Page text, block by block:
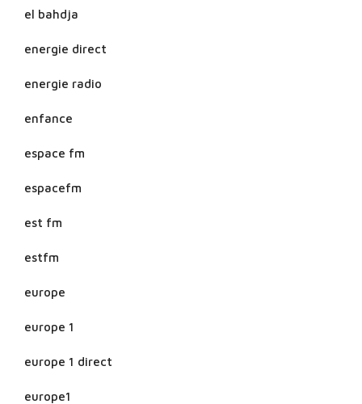
el bahdja
energie direct
energie radio
enfance
espace fm
espacefm
est fm
estfm
europe
europe 1
europe 1 direct
europe1